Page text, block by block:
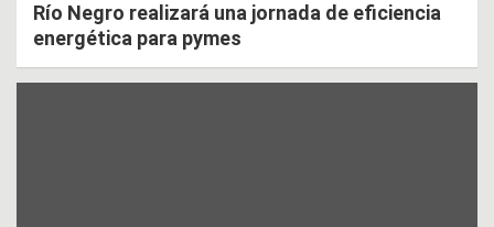
Río Negro realizará una jornada de eficiencia
energética para pymes